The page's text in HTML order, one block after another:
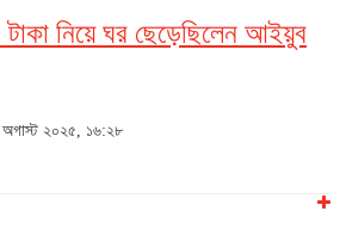
নিয়ে ঘর ছেড়েছিলেন আইয়ুব
২০২৫, ১৬:২৮